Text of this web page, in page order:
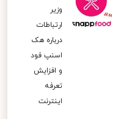
وزیر
ارتباطات
درباره هک
اسنپ‌ فود
و افزایش
تعرفه
اینترنت